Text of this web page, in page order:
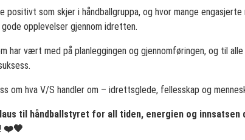
positivt som skjer i håndballgruppa, og hvor mange
opplevelser gjennom idretten.
har vært med på planleggingen og gjennomføringen, og til
om hva V/S handler om – idrettsglede, fellesskap og
til håndballstyret for all tiden, energien og innsatsen
❤️🖤